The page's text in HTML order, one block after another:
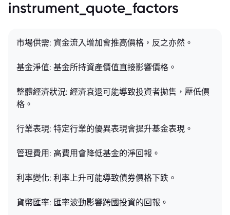
instrument_quote_factors
市場供需: 資金流入增加會推高價格，反之亦然。
基金淨值: 基金所持資產價值直接影響價格。
整體經濟狀況: 經濟衰退可能導致投資者拋售，壓低價
格。
行業表現: 特定行業的優異表現會提升基金表現。
管理費用: 高費用會降低基金的淨回報。
利率變化: 利率上升可能導致債券價格下跌。
貨幣匯率: 匯率波動影響跨國投資的回報。